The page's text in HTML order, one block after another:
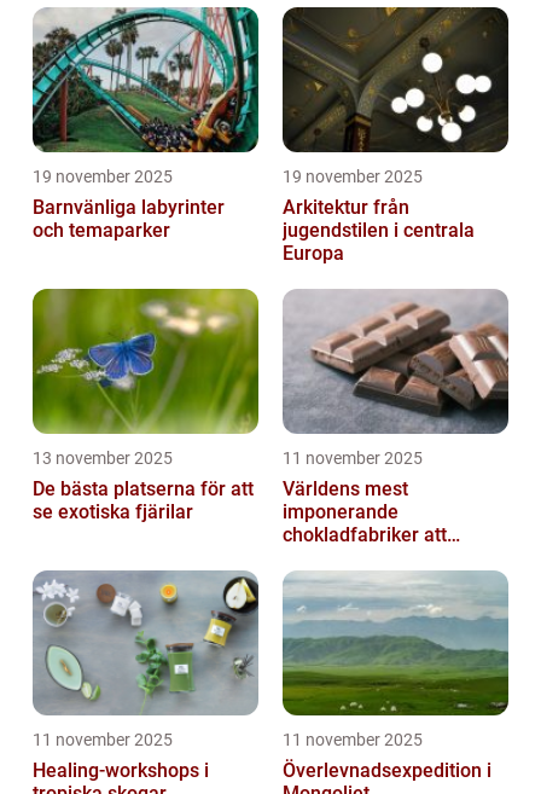
19 november 2025
Barnvänliga labyrinter
och temaparker
19 november 2025
Arkitektur från
jugendstilen i centrala
Europa
13 november 2025
De bästa platserna för att
se exotiska fjärilar
11 november 2025
Världens mest
imponerande
chokladfabriker att
11 november 2025
Healing-workshops i
11 november 2025
Överlevnadsexpedition i